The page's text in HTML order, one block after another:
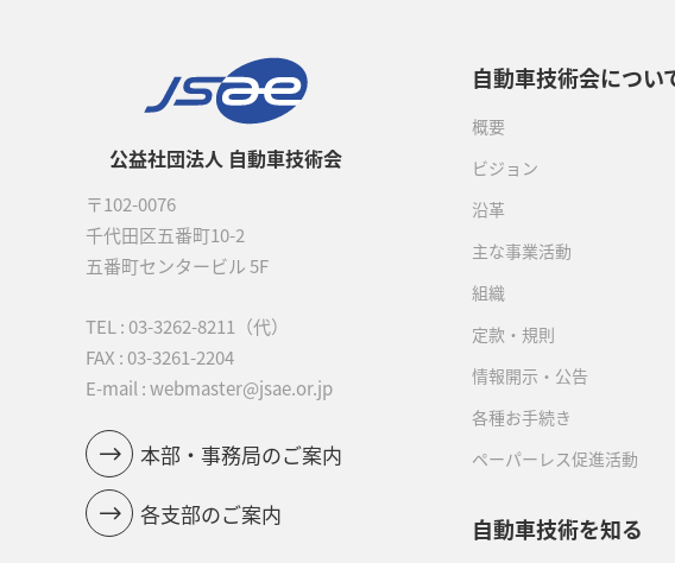
公益社団法人 自動車技術会
〒102-0076
千代田区五番町10-2
五番町センタービル 5F
TEL : 03-3262-8211
（代）
FAX : 03-3261-2204
E-mail : webmaster@jsae.or.jp
本部・事務局のご案内
各支部のご案内
自動車技術会につい
概要
ビジョン
沿革
主な事業活動
組織
定款・規則
情報開示・公告
各種お手続き
ペーパーレス促進活動
自動車技術を知る